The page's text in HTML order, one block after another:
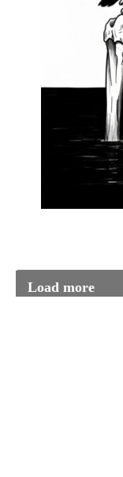
Load more